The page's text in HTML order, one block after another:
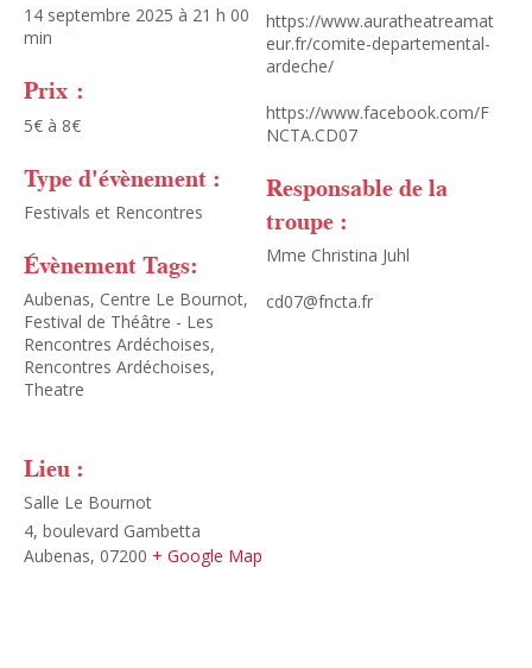
14 septembre 2025 à 21 h 00
min
Prix :
5€ à 8€
Type d'évènement :
Festivals et Rencontres
Évènement Tags:
Aubenas, Centre Le Bournot,
Festival de Théâtre - Les
Rencontres Ardéchoises,
Rencontres Ardéchoises,
Theatre
https://www.auratheatreamat
eur.fr/comite-departemental-
ardeche/
https://www.facebook.com/F
NCTA.CD07
Responsable de la
troupe :
Mme Christina Juhl
cd07@fncta.fr
Lieu :
Salle Le Bournot
4, boulevard Gambetta
Aubenas, 07200 + Google Map